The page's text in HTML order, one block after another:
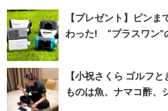
【プレゼント】ピン
わった! “プラスワン”
【小祝さくら ゴルフ
ものは魚、ナマコ酢、